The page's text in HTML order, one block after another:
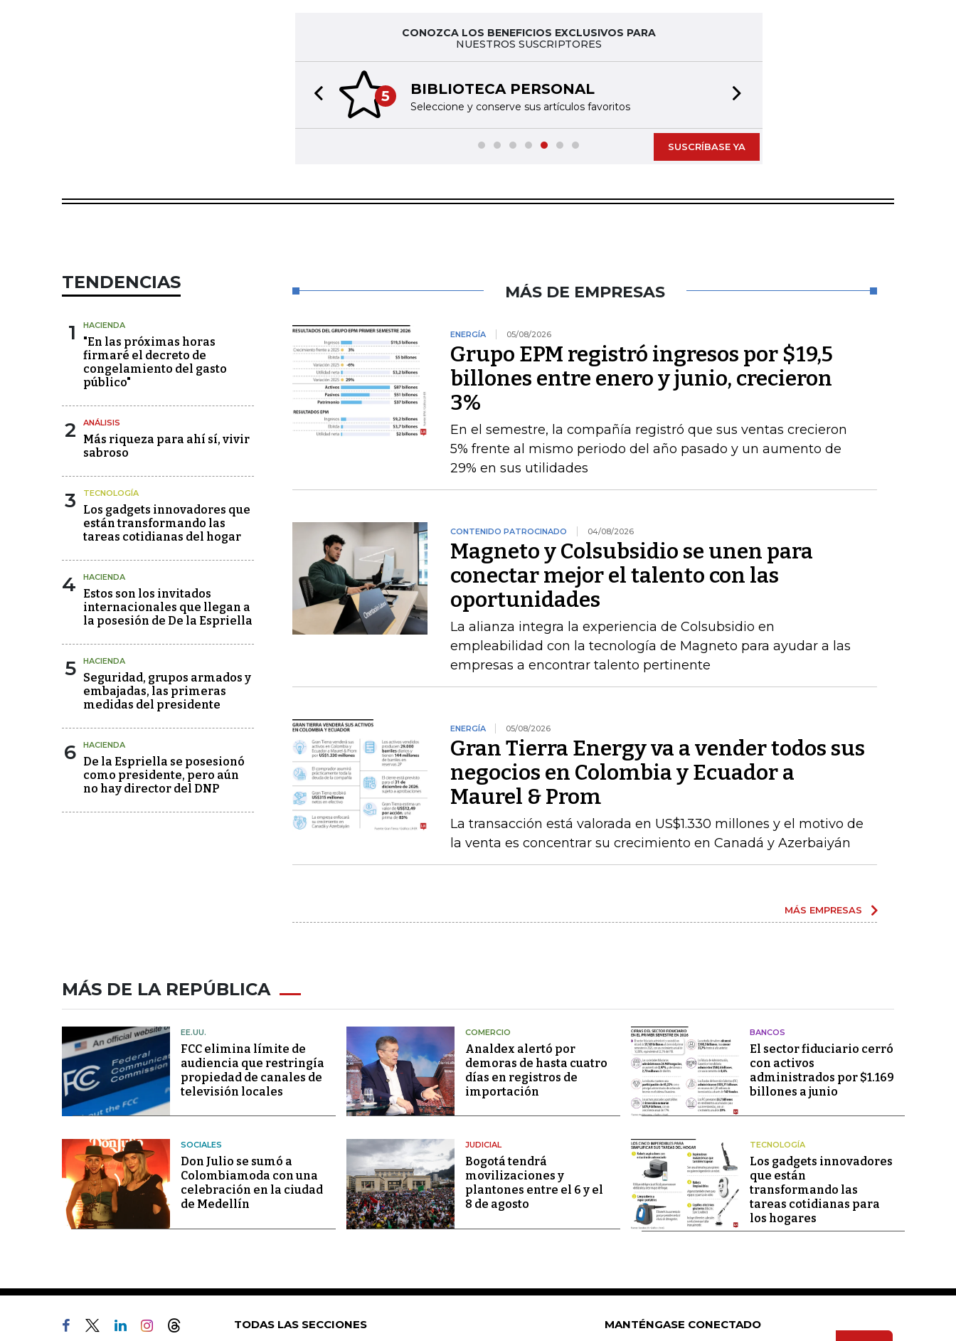
CONOZCA LOS BENEFICIOS EXCLUSIVOS PARA
NUESTROS SUSCRIPTORES
5 BIBLIOTECA PERSONAL
Seleccione y conserve sus artículos favoritos
Previous slide
SUSCRÍBASE YA
TENDENCIAS
1 HACIENDA
"En las próximas horas
firmaré el decreto de
congelamiento del gasto
público"
2 ANÁLISIS
Más riqueza para ahí sí, vivir
sabroso
3 TECNOLOGÍA
Los gadgets innovadores que
están transformando las
tareas cotidianas del hogar
4 HACIENDA
Estos son los invitados
internacionales que llegan a
la posesión de De la Espriella
5 HACIENDA
Seguridad, grupos armados y
embajadas, las primeras
medidas del presidente
6 HACIENDA
De la Espriella se posesionó
como presidente, pero aún
no hay director del DNP
MÁS DE EMPRESAS
ENERGÍA 05/08/2026
Grupo EPM registró ingresos por $19,5
billones entre enero y junio, crecieron
3%
En el semestre, la compañía registró que sus ventas crecieron
5% frente al mismo periodo del año pasado y un aumento de
29% en sus utilidades
CONTENIDO PATROCINADO 04/08/2026
Magneto y Colsubsidio se unen para
conectar mejor el talento con las
oportunidades
La alianza integra la experiencia de Colsubsidio en
empleabilidad con la tecnología de Magneto para ayudar a las
empresas a encontrar talento pertinente
ENERGÍA 05/08/2026
Gran Tierra Energy va a vender todos sus
negocios en Colombia y Ecuador a
Maurel & Prom
La transacción está valorada en US$1.330 millones y el motivo de
la venta es concentrar su crecimiento en Canadá y Azerbaiyán
MÁS EMPRESAS
MÁS DE LA REPÚBLICA
EE.UU.
FCC elimina límite de
audiencia que restringía
propiedad de canales de
televisión locales
COMERCIO
Analdex alertó por
demoras de hasta cuatro
días en registros de
importación
BANCOS
El sector fiduciario cerró
con activos
administrados por $1.169
billones a junio
SOCIALES
Don Julio se sumó a
Colombiamoda con una
celebración en la ciudad
de Medellín
JUDICIAL
Bogotá tendrá
movilizaciones y
plantones entre el 6 y el
8 de agosto
TECNOLOGÍA
Los gadgets innovadores
que están
transformando las
tareas cotidianas para
los hogares
TODAS LAS SECCIONES MANTÉNGASE CONECTADO